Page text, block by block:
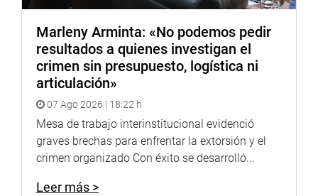
Marleny Arminta: «No podemos pedir
resultados a quienes investigan el
crimen sin presupuesto, logística ni
articulación»
07 Ago 2026 | 18:22 h
Mesa de trabajo interinstitucional evidenció
graves brechas para enfrentar la extorsión y el
crimen organizado Con éxito se desarrolló...
Leer más >